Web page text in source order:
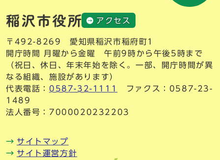
アクセス
〒492-8269 愛知県稲沢市稲府町1
開庁時間 月曜から金曜 午前9時から午後5時まで
（祝日、休日、年末年始を除く。一部、開庁時間が異
なる組織、施設があります）
代表電話： 0587-32-1111
ファクス：0587-23-
1489
法人番号：7000020232203
サイトマップ
サイト運営方針